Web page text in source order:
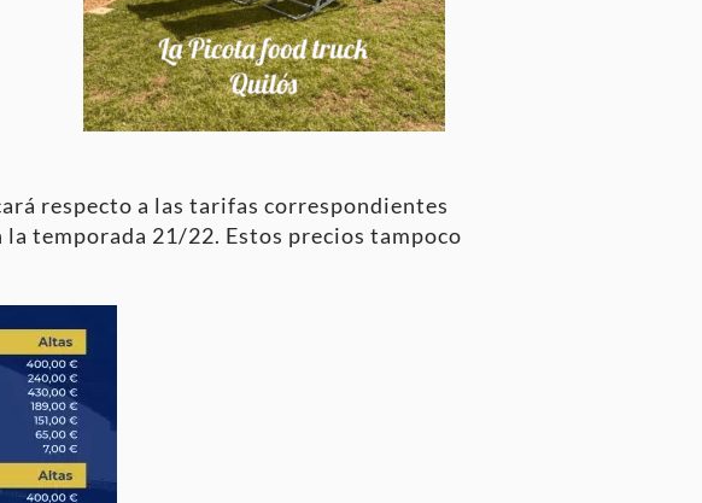
respecto a las tarifas correspondientes
la temporada 21/22. Estos precios tampoco